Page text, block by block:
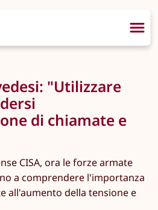
"Utilizzare
di chiamate e
CISA, ora le forze armate
a comprendere l'importanza
all'aumento della tensione e